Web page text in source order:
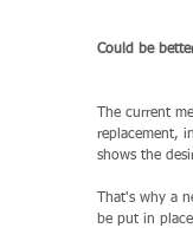
Could be
The current
replacement,
shows the
That's why a
be put in